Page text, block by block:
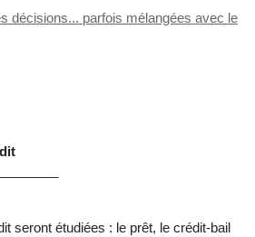
décisions... parfois mélangées avec le
seront étudiées : le prêt, le crédit-bail